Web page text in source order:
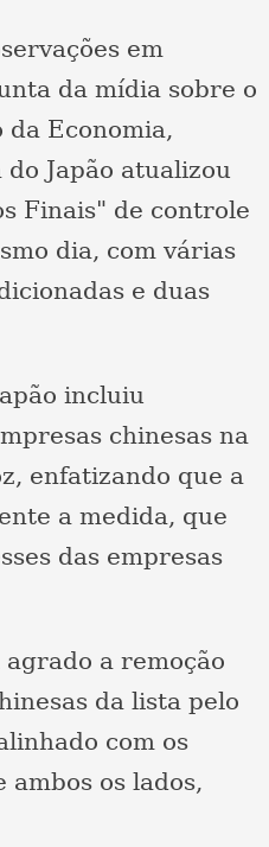
em
da mídia sobre o
Economia,
Japão atualizou
Finais" de controle
dia, com várias
e duas
incluiu
chinesas na
enfatizando que a
a medida, que
das empresas
a remoção
da lista pelo
com os
ambos os lados,